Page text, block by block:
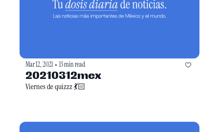
Mar 12, 2021 • 13 min read
20210312mex
Viernes de quizzz 💃🏻